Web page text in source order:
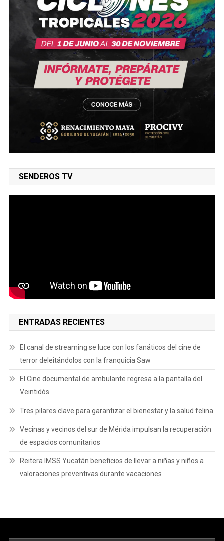
SENDEROS TV
ENTRADAS RECIENTES
El canal de streaming se luce con los fanáticos del cine de
terror deleitándolos con la franquicia Saw
El Cine documental de ambulante regresa a la pantalla del
Veintidós
Tres pilares clave para garantizar el bienestar y la salud felina
Vecinas y vecinos del sur de Mérida impulsan la recuperación
de espacios comunitarios
Reitera IMSS Yucatán beneficios de llevar a niñas y niños a
valoraciones preventivas durante vacaciones